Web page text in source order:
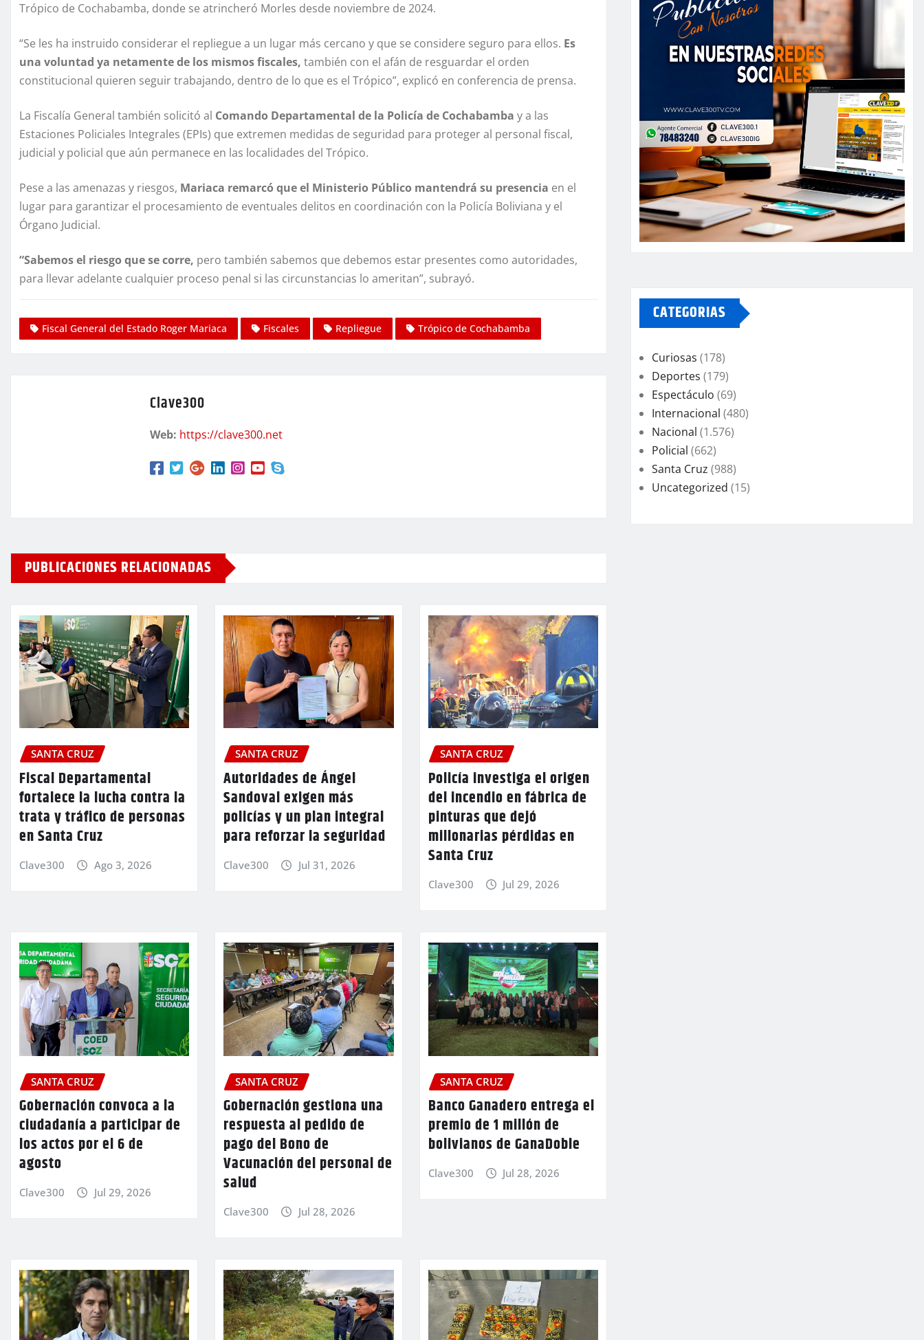
Trópico de Cochabamba, donde se atrincheró Morles desde noviembre de 2024.
“Se les ha instruido considerar el repliegue a un lugar más cercano y que se considere seguro para ellos. Es
una voluntad ya netamente de los mismos fiscales, también con el afán de resguardar el orden
constitucional quieren seguir trabajando, dentro de lo que es el Trópico”, explicó en conferencia de prensa.
La Fiscalía General también solicitó al Comando Departamental de la Policía de Cochabamba y a las
Estaciones Policiales Integrales (EPIs) que extremen medidas de seguridad para proteger al personal fiscal,
judicial y policial que aún permanece en las localidades del Trópico.
Pese a las amenazas y riesgos, Mariaca remarcó que el Ministerio Público mantendrá su presencia en el
lugar para garantizar el procesamiento de eventuales delitos en coordinación con la Policía Boliviana y el
Órgano Judicial.
“Sabemos el riesgo que se corre, pero también sabemos que debemos estar presentes como autoridades,
para llevar adelante cualquier proceso penal si las circunstancias lo ameritan”, subrayó.
Fiscal General del Estado Roger Mariaca Fiscales Repliegue Trópico de Cochabamba
Clave300
Web: https://clave300.net
PUBLICACIONES RELACIONADAS
SANTA CRUZ
Fiscal Departamental
fortalece la lucha contra la
trata y tráfico de personas
en Santa Cruz
Clave300 Ago 3, 2026
SANTA CRUZ
Autoridades de Ángel
Sandoval exigen más
policías y un plan integral
para reforzar la seguridad
Clave300 Jul 31, 2026
SANTA CRUZ
Policía investiga el origen
del incendio en fábrica de
pinturas que dejó
millonarias pérdidas en
Santa Cruz
Clave300 Jul 29, 2026
SANTA CRUZ
Gobernación convoca a la
ciudadanía a participar de
los actos por el 6 de
agosto
Clave300 Jul 29, 2026
SANTA CRUZ
Gobernación gestiona una
respuesta al pedido de
pago del Bono de
Vacunación del personal de
salud
Clave300 Jul 28, 2026
SANTA CRUZ
Banco Ganadero entrega el
premio de 1 millón de
bolivianos de GanaDoble
Clave300 Jul 28, 2026
CATEGORIAS
Curiosas (178)
Deportes (179)
Espectáculo (69)
Internacional (480)
Nacional (1.576)
Policial (662)
Santa Cruz (988)
Uncategorized (15)